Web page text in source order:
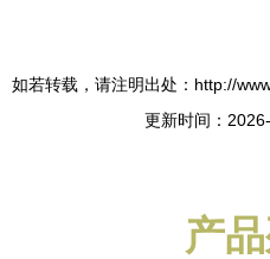
如若转载，请注明出处：http://
更新时间：
产